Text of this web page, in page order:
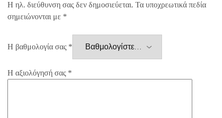
Η ηλ. διεύθυνση σας δεν δημοσιεύεται. Τα υποχρεωτικά πεδία
σημειώνονται με *
Η βαθμολογία σας *
Η αξιολόγησή σας *